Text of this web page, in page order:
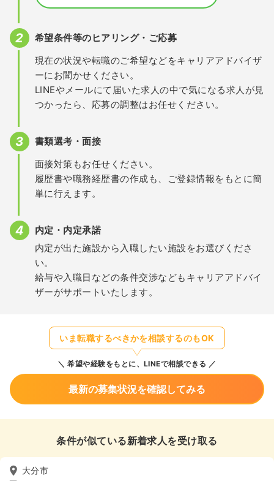
希望条件等のヒアリング・ご応募
現在の状況や転職のご希望などをキャリアアドバイザ
ーにお聞かせください。
LINEやメールにて届いた求人の中で気になる求人が見
つかったら、応募の調整はお任せください。
書類選考・面接
面接対策もお任せください。
履歴書や職務経歴書の作成も、ご登録情報をもとに簡
単に行えます。
内定・内定承諾
内定が出た施設から入職したい施設をお選びくださ
い。
給与や入職日などの条件交渉などもキャリアアドバイ
ザーがサポートいたします。
いま転職するべきかを相談するのもOK
希望や経験をもとに、LINEで相談できる
最新の募集状況を確認してみる
条件が似ている新着求人を受け取る
大分市